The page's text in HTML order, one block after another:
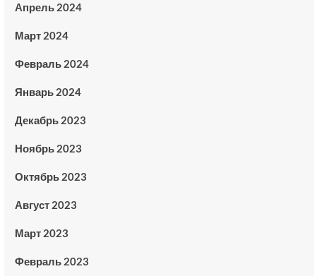
Апрель 2024
Март 2024
Февраль 2024
Январь 2024
Декабрь 2023
Ноябрь 2023
Октябрь 2023
Август 2023
Март 2023
Февраль 2023